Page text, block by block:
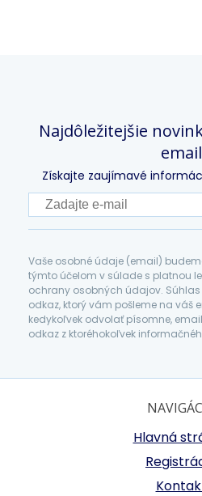
Najdôležitejšie
email
Získajte zaujímavé
Vaše osobné údaje (email)
týmto účelom v súlade s platnou
ochrany osobných údajov.
odkaz, ktorý vám pošleme na váš
kedykoľvek odvolať písomne,
odkaz z ktoréhokoľvek
Hlavná